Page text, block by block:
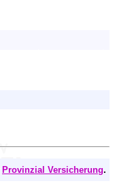
Provinzial Versicherung.